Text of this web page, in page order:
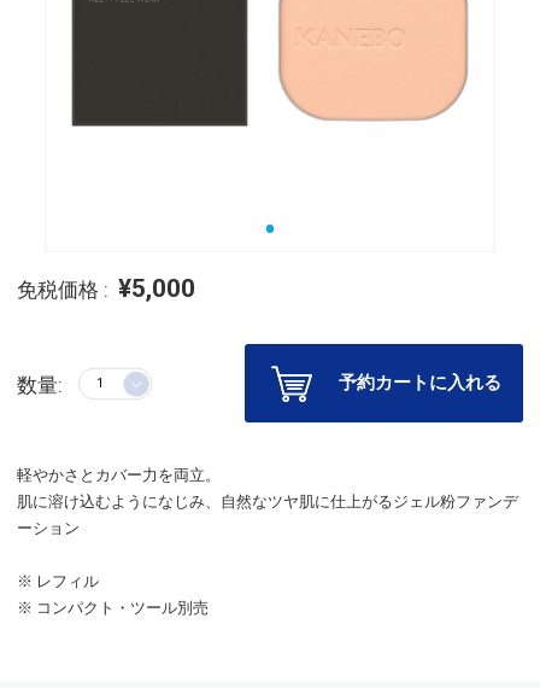
免税価格 : ¥5,000
数量: 予約カートに入れる
軽やかさとカバー力を両立。
肌に溶け込むようになじみ、自然なツヤ肌に仕上がるジェル粉ファンデ
ーション
※ レフィル
※ コンパクト・ツール別売